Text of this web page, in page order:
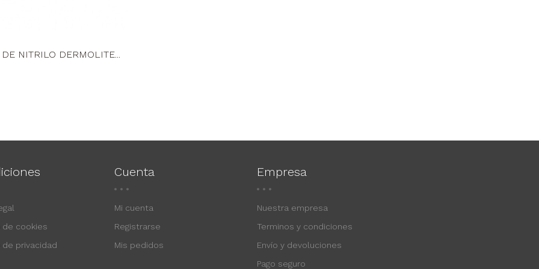
DE NITRILO DERMOLITE...
de cookies
de privacidad
Cuenta
Mi cuenta
Registrarse
Mis pedidos
Empresa
Nuestra empresa
Terminos y condiciones
Envío y devoluciones
Pago seguro